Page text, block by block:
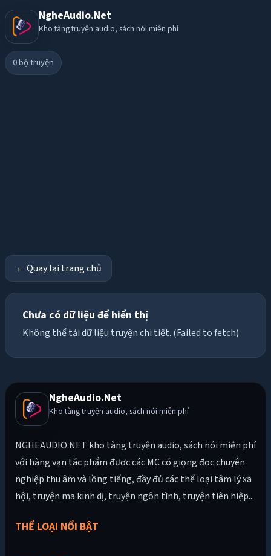
NgheAudio.Net
Kho tàng truyện audio, sách nói miễn phí
0bộ truyện
← Quay lại trang chủ
Chưa có dữ liệu để hiển thị
Không thể tải dữ liệu truyện chi tiết. (Failed to fetch)
NgheAudio.Net
Kho tàng truyện audio, sách nói miễn phí
NGHEAUDIO.NET kho tàng truyện audio, sách nói miễn phí
với hàng vạn tác phẩm được các MC có giọng đọc chuyên
nghiệp thu âm và lồng tiếng, đầy đủ các thể loại tâm lý xã
hội, truyện ma kinh dị, truyện ngôn tình, truyện tiên hiệp...
THỂ LOẠI NỔI BẬT